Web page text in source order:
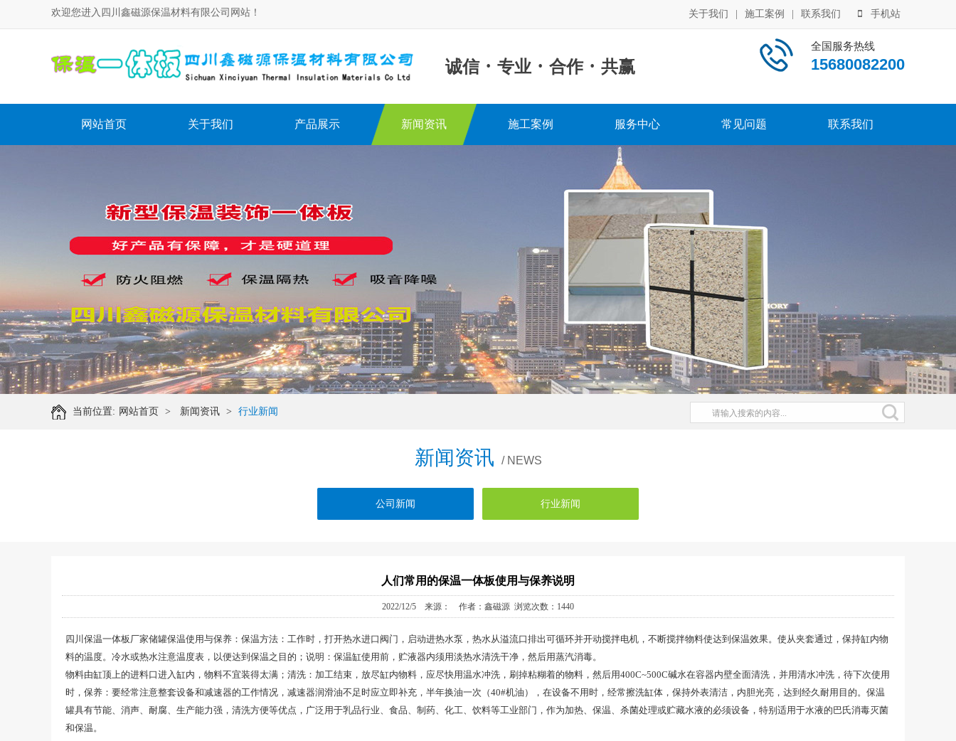
欢迎您进入四川鑫磁源保温材料有限公司网站！ 关于我们 施工案例 联系我们 手机站
诚信 · 专业 · 合作 · 共赢
全国服务热线
15680082200
网站首页 关于我们 产品展示 新闻资讯 施工案例 服务中心 常见问题 联系我们
当前位置: 网站首页 > 新闻资讯 > 行业新闻
新闻资讯 / NEWS
公司新闻 行业新闻
人们常用的保温一体板使用与保养说明
2022/12/5 来源： 作者：鑫磁源 浏览次数：1440
四川保温一体板厂家储罐保温使用与保养：保温方法：工作时，打开热水进口阀门，启动进热水泵，热水从溢流口排出可循环并开动搅拌电机，不断搅拌物料使达到保温效果。使从夹套通过，保持缸内物
料的温度。冷水或热水注意温度表，以便达到保温之目的；说明：保温缸使用前，贮液器内须用淡热水清洗干净，然后用蒸汽消毒。
物料由缸顶上的进料口进入缸内，物料不宜装得太满；清洗：加工结束，放尽缸内物料，应尽快用温水冲洗，刷掉粘糊着的物料，然后用400C~500C碱水在容器内壁全面清洗，并用清水冲洗，待下次使用
时，保养：要经常注意整套设备和减速器的工作情况，减速器润滑油不足时应立即补充，半年换油一次（40#机油），在设备不用时，经常擦洗缸体，保持外表清洁，内胆光亮，达到经久耐用目的。保温
罐具有节能、消声、耐腐、生产能力强，清洗方便等优点，广泛用于乳品行业、食品、制药、化工、饮料等工业部门，作为加热、保温、杀菌处理或贮藏水液的必须设备，特别适用于水液的巴氏消毒灭菌
和保温。